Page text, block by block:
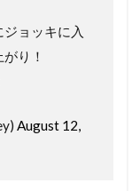
ョッキに入
り！
August 12,